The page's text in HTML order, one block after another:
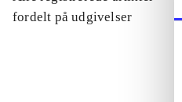
fordelt på udgivelser